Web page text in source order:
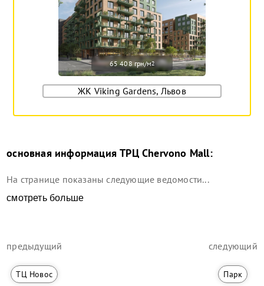
65 408 грн/м2
ЖК Viking Gardens, Львов
основная информация ТРЦ Chervono Mall:
На странице показаны следующие ведомости...
смотреть больше
предыдущий
ТЦ Новос
следующий
Парк